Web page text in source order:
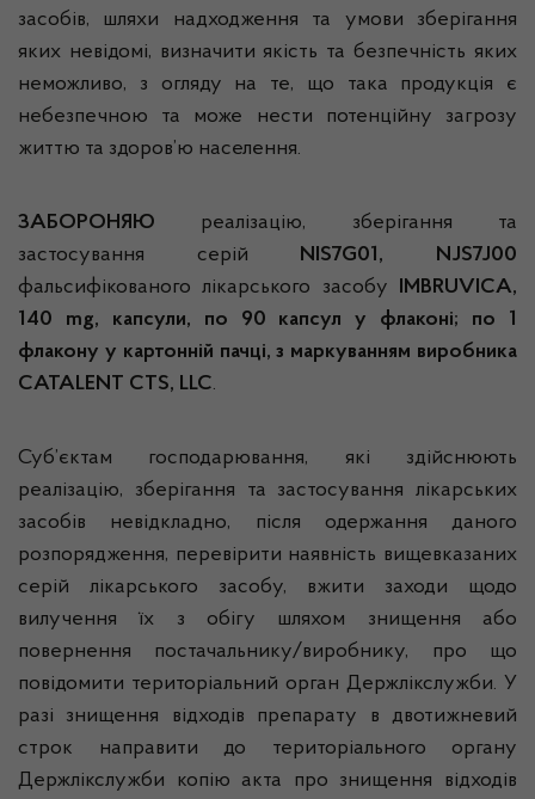
засобів, шляхи надходження та умови зберігання
яких невідомі, визначити якість та безпечність яких
неможливо, з огляду на те, що така продукція є
небезпечною та може нести потенційну загрозу
життю та здоров’ю населення.
ЗАБОРОНЯЮ реалізацію, зберігання та
застосування серій NIS7G01, NJS7J00
фальсифікованого лікарського засобу IMBRUVICA,
140 mg, капсули, по 90 капсул у флаконі; по 1
флакону у картонній пачці, з маркуванням виробника
CATALENT CTS, LLC.
Суб’єктам господарювання, які здійснюють
реалізацію, зберігання та застосування лікарських
засобів невідкладно, після одержання даного
розпорядження, перевірити наявність вищевказаних
серій лікарського засобу, вжити заходи щодо
вилучення їх з обігу шляхом знищення або
повернення постачальнику/виробнику, про що
повідомити територіальний орган Держлікслужби. У
разі знищення відходів препарату в двотижневий
строк направити до територіального органу
Держлікслужби копію акта про знищення відходів